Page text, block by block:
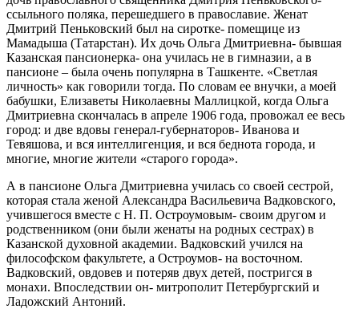
ссыльного поляка, перешедшего в православие. Женат
Дмитрий Пеньковский был на сиротке- помещице из
Мамадыша (Татарстан). Их дочь Ольга Дмитриевна- бывшая
Казанская пансионерка- она училась не в гимназии, а в
пансионе – была очень популярна в Ташкенте. «Светлая
личность» как говорили тогда. По словам ее внучки, а моей
бабушки, Елизаветы Николаевны Маллицкой, когда Ольга
Дмитриевна скончалась в апреле 1906 года, провожал ее весь
город: и две вдовы генерал-губернаторов- Иванова и
Тевяшова, и вся интеллигенция, и вся беднота города, и
многие, многие жители «старого города».
А в пансионе Ольга Дмитриевна училась со своей сестрой,
которая стала женой Александра Васильевича Вадковского,
учившегося вместе с Н. П. Остроумовым- своим другом и
родственником (они были женаты на родных сестрах) в
Казанской духовной академии. Вадковский учился на
философском факультете, а Остроумов- на восточном.
Вадковский, овдовев и потеряв двух детей, постригся в
монахи. Впоследствии он- митрополит Петербургский и
Ладожский Антоний.